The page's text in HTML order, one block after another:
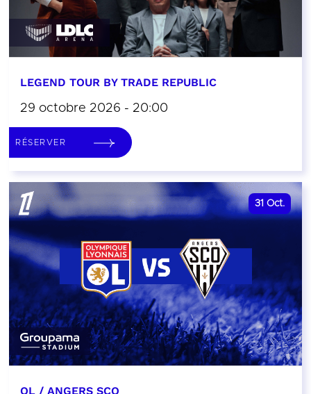
LEGEND TOUR BY TRADE REPUBLIC
29 octobre 2026 - 20:00
RÉSERVER
31 Oct.
OL / ANGERS SCO